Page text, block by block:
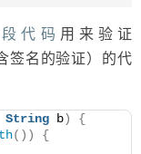
代码 用来验证
签名的验证）的代
String b)
{
())
{